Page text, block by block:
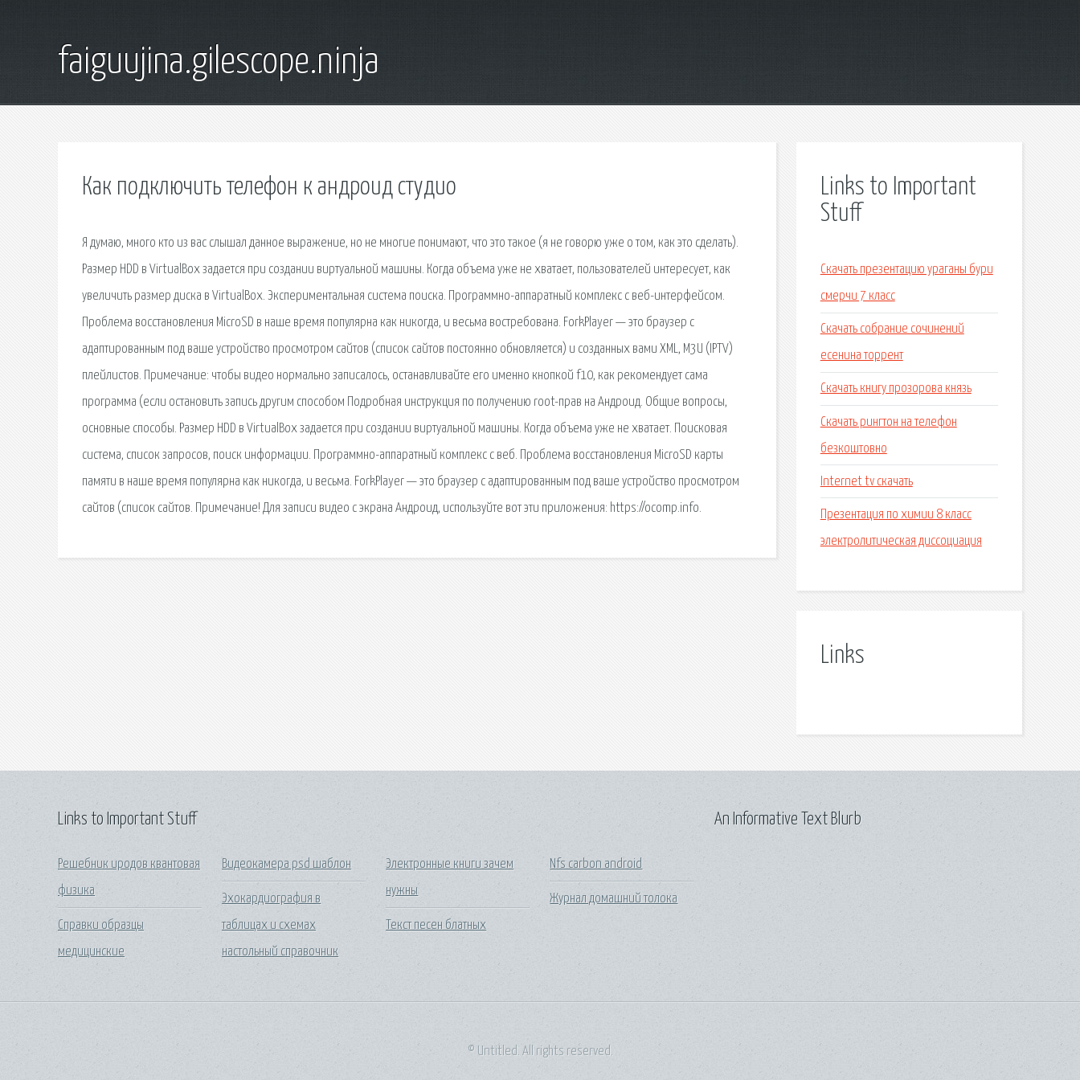
faiguujina.gilescope.ninja
Как подключить телефон к андроид студио
Я думаю, много кто из вас слышал данное выражение, но не многие понимают, что это такое (я не говорю уже о том, как это сделать).
Размер HDD в VirtualBox задается при создании виртуальной машины. Когда объема уже не хватает, пользователей интересует, как
увеличить размер диска в VirtualBox. Экспериментальная система поиска. Программно-аппаратный комплекс с веб-интерфейсом.
Проблема восстановления MicroSD в наше время популярна как никогда, и весьма востребована. ForkPlayer — это браузер с
адаптированным под ваше устройство просмотром сайтов (список сайтов постоянно обновляется) и созданных вами XML, M3U (IPTV)
плейлистов. Примечание: чтобы видео нормально записалось, останавливайте его именно кнопкой f10, как рекомендует сама
программа (если остановить запись другим способом Подробная инструкция по получению root-прав на Андроид. Общие вопросы,
основные способы. Размер HDD в VirtualBox задается при создании виртуальной машины. Когда объема уже не хватает. Поисковая
сиcтема, список запросов, поиск информации. Программно-аппаратный комплекс с веб. Проблема восстановления MicroSD карты
памяти в наше время популярна как никогда, и весьма. ForkPlayer — это браузер с адаптированным под ваше устройство просмотром
сайтов (список сайтов. Примечание! Для записи видео с экрана Андроид, используйте вот эти приложения: https://ocomp.info.
Links to Important
Stuff
Скачать презентацию ураганы бури
смерчи 7 класс
Скачать собрание сочинений
есенина торрент
Скачать книгу прозорова князь
Скачать рингтон на телефон
безкоштовно
Internet tv скачать
Презентация по химии 8 класс
электролитическая диссоциация
Links
Links to Important Stuff
Решебник иродов квантовая
физика
Справки образцы
медицинские
Видеокамера psd шаблон
Эхокардиография в
таблицах и схемах
настольный справочник
Электронные книги зачем
нужны
Текст песен блатных
Nfs carbon android
Журнал домашний толока
An Informative Text Blurb
© Untitled. All rights reserved.